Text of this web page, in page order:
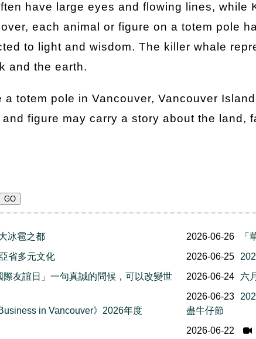
have large eyes and flowing lines, while
each animal or figure on a totem pole
to light and wisdom. The killer whale
and the earth.
a totem pole in Vancouver, Vancouver
figure may carry a story about the land,
冰雹之都
省多元文化
際友誼日」一句真誠的問候，可以改變世
in Vancouver》2026年度
2026-06-26
2026-06-25
2026-06-24
六
2026-06-23
盡牛仔節
2026-06-22